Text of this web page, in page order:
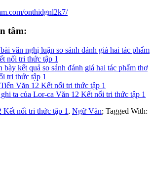
onthidgnl2k7/
tâm:
văn nghị luận so sánh đánh giá hai tác phẩm
nối tri thức tập 1
bày kết quả so sánh đánh giá hai tác phẩm thơ
tri thức tập 1
Văn 12 Kết nối tri thức tập 1
ta của Lor-ca Văn 12 Kết nối tri thức tập 1
Kết nối tri thức tập 1 , Ngữ Văn; Tagged With: